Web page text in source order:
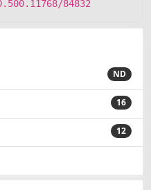
84832
ND
16
12